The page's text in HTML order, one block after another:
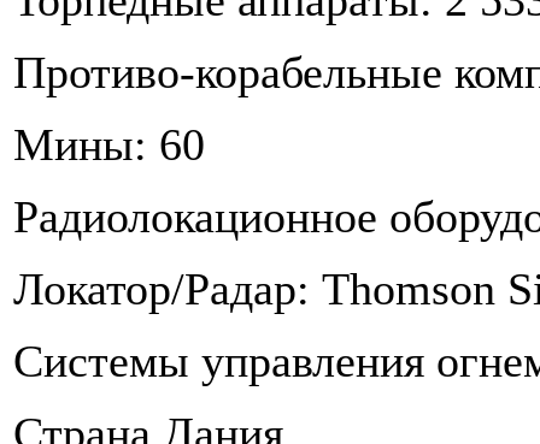
Противо-корабельные
Мины: 60
Радиолокационное
Локатор/Радар: Thomson
Системы управления
Страна Дания